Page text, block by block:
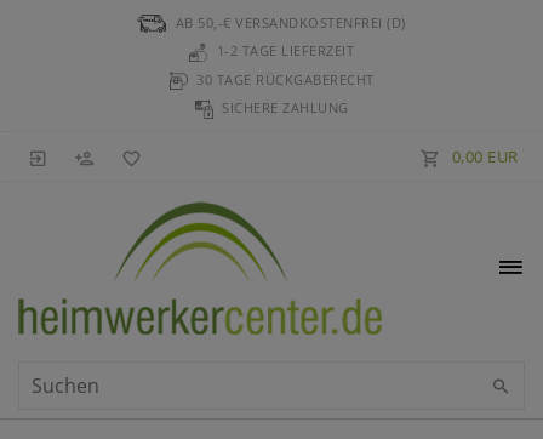
AB 50,-€ VERSANDKOSTENFREI (D)
1-2 TAGE LIEFERZEIT
30 TAGE RÜCKGABERECHT
SICHERE ZAHLUNG
0,00 EUR